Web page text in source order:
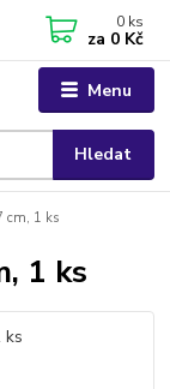
Menu
Hledat
0 ks
za 0 Kč
cm, 1 ks
1 ks